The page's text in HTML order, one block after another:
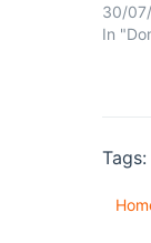
30/
In
Tags: